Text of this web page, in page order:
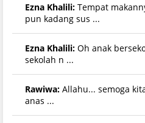
Ezna Khalili: Tempat
pun kadang sus ...
Ezna Khalili: Oh anak
sekolah n ...
Rawiwa: Allahu... semoga
anas ...